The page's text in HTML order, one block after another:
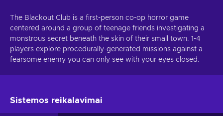
The Blackout Club is a first-person co-op horror game
centered around a group of teenage friends investigating a
monstrous secret beneath the skin of their small town. 1-4
players explore procedurally-generated missions against a
fearsome enemy you can only see with your eyes closed.
Sistemos reikalavimai